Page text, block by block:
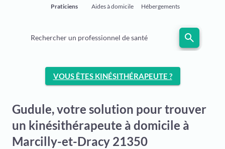
Praticiens Aides à domicile Hébergements
Rechercher un professionnel de santé search
VOUS ÊTES KINÉSITHÉRAPEUTE ?
Gudule, votre solution pour trouver
un kinésithérapeute à domicile à
Marcilly-et-Dracy 21350